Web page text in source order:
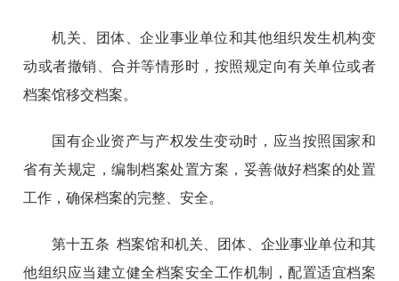
机关、团体、企业事业单位和其他组织发生机构变
动或者撤销、合并等情形时，按照规定向有关单位或者
档案馆移交档案。
国有企业资产与产权发生变动时，应当按照国家和
省有关规定，编制档案处置方案，妥善做好档案的处置
工作，确保档案的完整、安全。
第十五条 档案馆和机关、团体、企业事业单位和其
他组织应当建立健全档案安全工作机制，配置适宜档案